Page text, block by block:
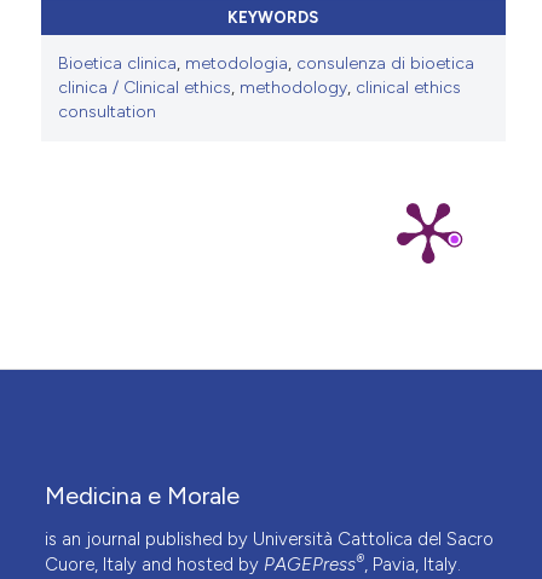
KEYWORDS
Bioetica clinica, metodologia, consulenza di bioetica
clinica / Clinical ethics, methodology, clinical ethics
consultation
Medicina e Morale
is an journal published by Università Cattolica del Sacro
Cuore, Italy and hosted by PAGEPress®, Pavia, Italy.